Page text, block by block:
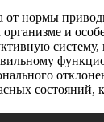
от нормы
и
систему,
состояний,